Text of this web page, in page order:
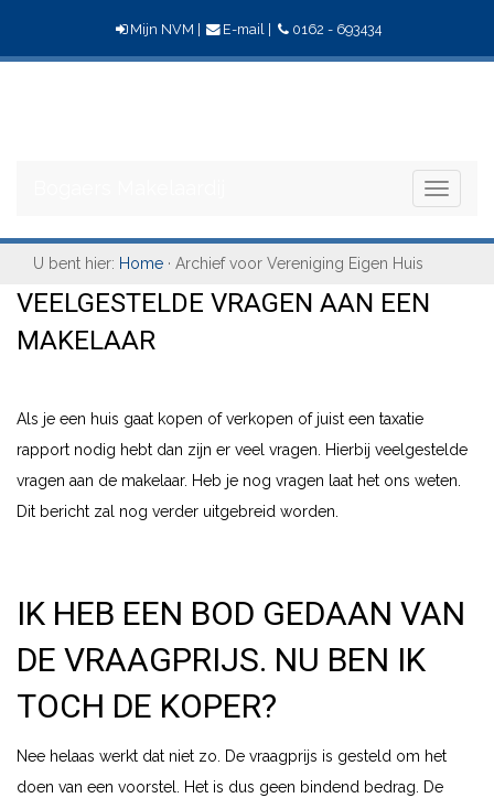
Mijn NVM E-mail| 0162 - 693434
Toggle
U bent hier: Home · Archief voor Vereniging Eigen Huis
VEELGESTELDE VRAGEN AAN EEN
MAKELAAR
Als je een huis gaat kopen of verkopen of juist een taxatie
rapport nodig hebt dan zijn er veel vragen. Hierbij veelgestelde
vragen aan de makelaar. Heb je nog vragen laat het ons weten.
Dit bericht zal nog verder uitgebreid worden.
IK HEB EEN BOD GEDAAN VAN
DE VRAAGPRIJS. NU BEN IK
TOCH DE KOPER?
Nee helaas werkt dat niet zo. De vraagprijs is gesteld om het
doen van een voorstel. Het is dus geen bindend bedrag. De